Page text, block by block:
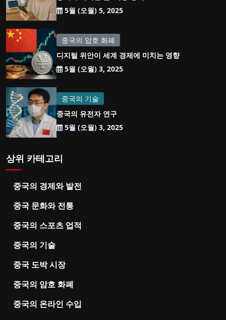
5월 (오월) 5, 2025
중국의 암호 화폐
디지털 위안이 세계 경제에 미치는 영향
5월 (오월) 3, 2025
중국의 기술
중국의 유전자 연구
5월 (오월) 3, 2025
상위 카테고리
중국의 경제와 발전
중국 문화와 전통
중국의 스포츠 업적
중국의 기술
중국 도박 시장
중국의 암호 화폐
중국의 온라인 수입